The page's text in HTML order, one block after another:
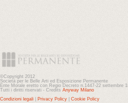
©Copyright 2012
Società per le Belle Arti ed Esposizione Permanente
Ente Morale eretto con Regio Decreto n.1447-22 settembre
Tutti i diritti riservati - Credits Anyway Milano
Condizioni legali
Privacy Policy Cookie Policy